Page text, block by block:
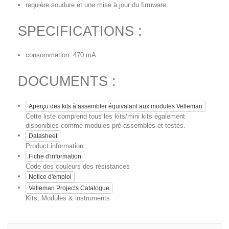
requière soudure et une mise à jour du firmware
SPECIFICATIONS :
consommation: 470 mA
DOCUMENTS :
Aperçu des kits à assembler équivalant aux modules Velleman
Cette liste comprend tous les kits/mini kits également
disponibles comme modules pré-assemblés et testés.
Datasheet
Product information
Fiche d'information
Code des couleurs des résistances
Notice d'emploi
Velleman Projects Catalogue
Kits, Modules & instruments